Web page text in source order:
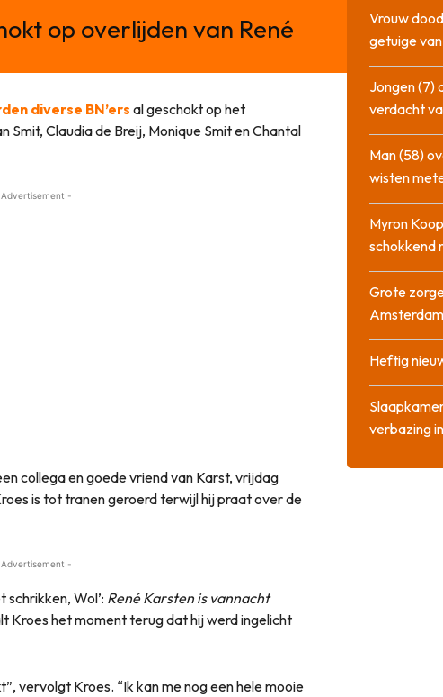
op overlijden van René
diverse BN’ersal geschokt op het
Smit, Claudia de Breij, Monique Smit en Chantal
-
collega en goede vriend van Karst, vrijdag
is tot tranen geroerd terwijl hij praat over de
-
schrikken, Wol’: René Karsten is vannacht
Kroes het moment terug dat hij werd ingelicht
vervolgt Kroes. “Ik kan me nog een hele mooie
Vrouw
getuige
Jongen (7)
verdacht
Man (58)
wisten
Myron
schokkend
Grote
Amsterdam
Heftig
verbazing